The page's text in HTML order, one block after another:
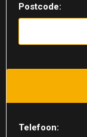
Postcode:
Telefoon: